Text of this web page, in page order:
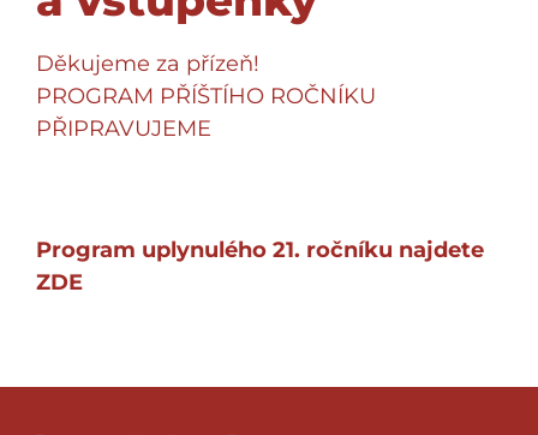
Děkujeme za přízeň!
PROGRAM PŘÍŠTÍHO ROČNÍKU
PŘIPRAVUJEME
Program uplynulého 21. ročníku najdete
ZDE